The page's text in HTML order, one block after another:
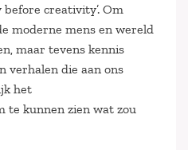
creativity’. Om
moderne mens en wereld
maar tevens kennis
verhalen die aan ons
het
te kunnen zien wat zou